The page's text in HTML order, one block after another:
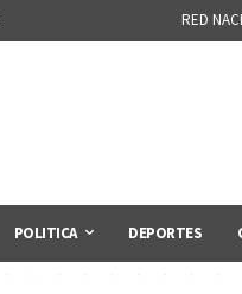
RED
POLITICA DEPORTES